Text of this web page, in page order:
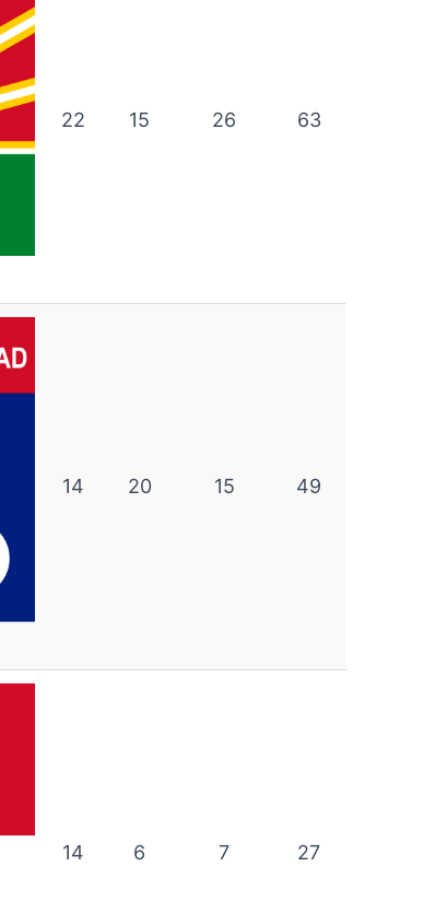
22 15 26 63
14 20 15 49
14 6 7 27